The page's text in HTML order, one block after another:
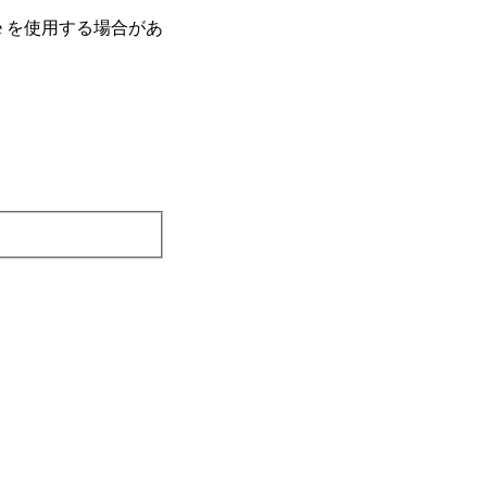
使⽤する場合があ